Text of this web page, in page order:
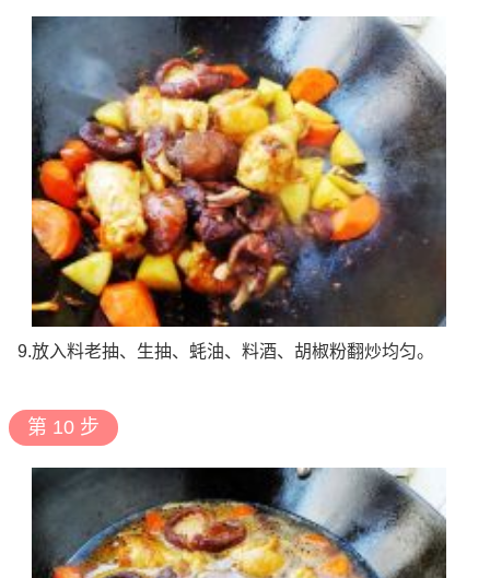
9.放入料老抽、生抽、蚝油、料酒、胡椒粉翻炒均匀。
第 10 步